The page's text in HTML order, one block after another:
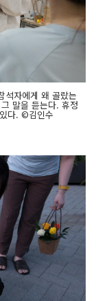
석자에게 왜 골랐는
말을 듣는다. 휴정
다. ©김인수